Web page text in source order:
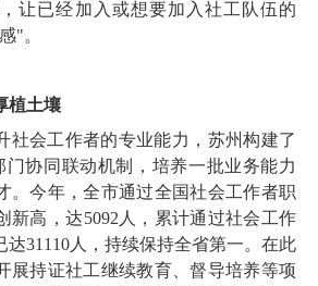
让已经加入或想要加入社工队伍的
"。
植土壤
社会工作者的专业能力，苏州构建了
协同联动机制，培养一批业务能力
。今年，全市通过全国社会工作者职
新高，达5092人，累计通过社会工作
达31110人，持续保持全省第一。在此
展持证社工继续教育、督导培养等项